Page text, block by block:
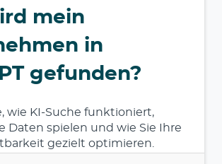
mein
in
gefunden?
wie KI-Suche funktioniert,
Daten spielen und wie Sie Ihre
gezielt optimieren.